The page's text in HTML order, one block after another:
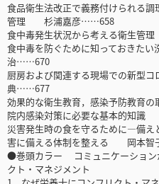
食品衛生法改正で義務付けられる調
管理 杉浦嘉彦……658
食中毒発生状況から考える衛生
食中毒を防ぐために知っておきた
治……670
厨房および関連する現場での新
典……677
効果的な衛生教育，感染予防教
院内感染対策に必要な基本的知
災害発生時の食を守るために―備え
害に備える体制を整える 岡本
●巻頭カラー コミュニケーション
クト・マネジメント